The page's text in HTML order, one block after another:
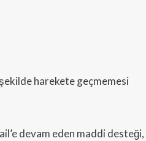
harekete geçmemesi
devam eden maddi desteği,